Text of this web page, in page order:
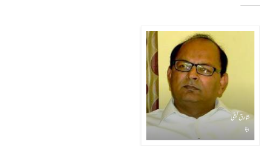
شارق کیفی
بیٹا